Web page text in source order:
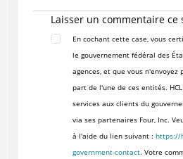
Laisser un commentaire ce
En cochant cette case, vous
le gouvernement fédéral des
agences, et que vous
part de l'une de ces entités.
services aux clients du
via ses partenaires Four, Inc.
à l'aide du lien suivant : https://
government-contact. Votre